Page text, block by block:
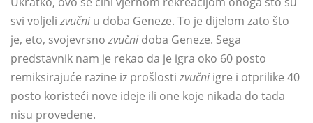
svi voljeli zvučni u doba Geneze. To je dijelom zato što
je, eto, svojevrsno zvučni doba Geneze. Sega
predstavnik nam je rekao da je igra oko 60 posto
remiksirajuće razine iz prošlosti zvučni igre i otprilike 40
posto koristeći nove ideje ili one koje nikada do tada
nisu provedene.